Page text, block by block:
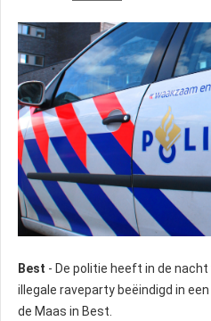
Best - De politie heeft in de
illegale raveparty beëindigd in
de Maas in Best.